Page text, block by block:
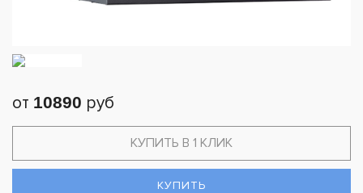
от 10890 руб
КУПИТЬ В 1 КЛИК
КУПИТЬ